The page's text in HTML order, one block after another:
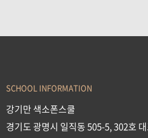
SCHOOL INFORMATION
강기만 색소폰스쿨
경기도 광명시 일직동 505-5, 302호